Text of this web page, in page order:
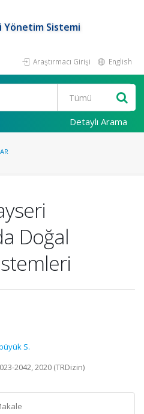
Yönetim Sistemi
Araştırmacı Girişi English
Detaylı Arama
Doğal
S.
2042, 2020 (TRDizin)